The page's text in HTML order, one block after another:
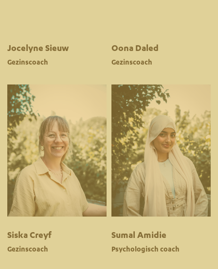
Jocelyne Sieuw
Gezinscoach
Oona Daled
Gezinscoach
Siska Creyf
Gezinscoach
Sumal Amidie
Psychologisch coach